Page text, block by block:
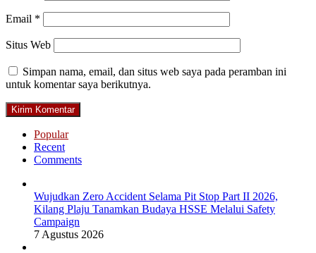
Email *
Situs Web
Simpan nama, email, dan situs web saya pada peramban ini
untuk komentar saya berikutnya.
Popular
Recent
Comments
Wujudkan Zero Accident Selama Pit Stop Part II 2026,
Kilang Plaju Tanamkan Budaya HSSE Melalui Safety
Campaign
7 Agustus 2026